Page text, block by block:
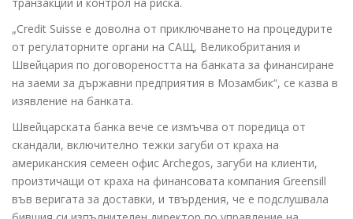
транзакции и контрол на риска.
„Credit Suisse е доволна от приключването на процедурите
от регулаторните органи на САЩ, Великобритания и
Швейцария по договореността на банката за финансиране
на заеми за държавни предприятия в Мозамбик“, се казва в
изявление на банката.
Швейцарската банка вече се измъчва от поредица от
скандали, включително тежки загуби от краха на
американския семеен офис Archegos, загуби на клиенти,
произтичащи от краха на финансовата компания Greensill
във веригата за доставки, и твърдения, че е подслушвала